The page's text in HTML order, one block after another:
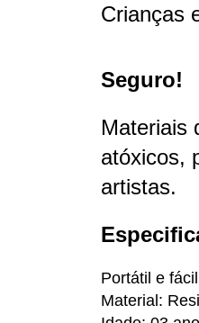
Crianças
Seguro!
Materiais
atóxicos,
artistas.
Portátil e
Material: